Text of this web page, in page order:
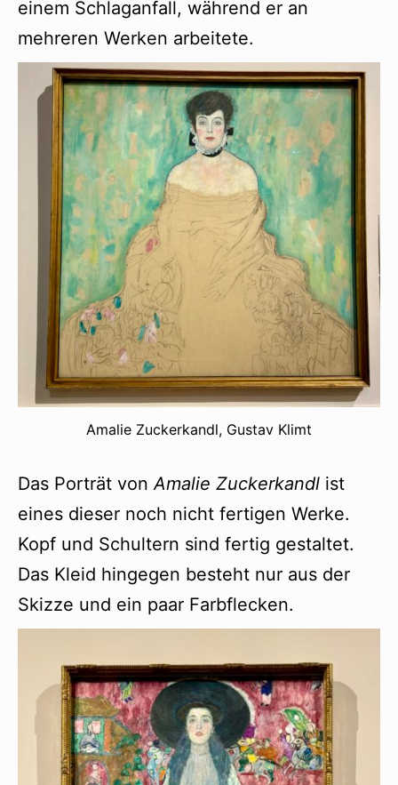
einem Schlaganfall, während er an
mehreren Werken arbeitete.
Amalie Zuckerkandl, Gustav Klimt
Das Porträt von Amalie Zuckerkandl ist
eines dieser noch nicht fertigen Werke.
Kopf und Schultern sind fertig gestaltet.
Das Kleid hingegen besteht nur aus der
Skizze und ein paar Farbflecken.